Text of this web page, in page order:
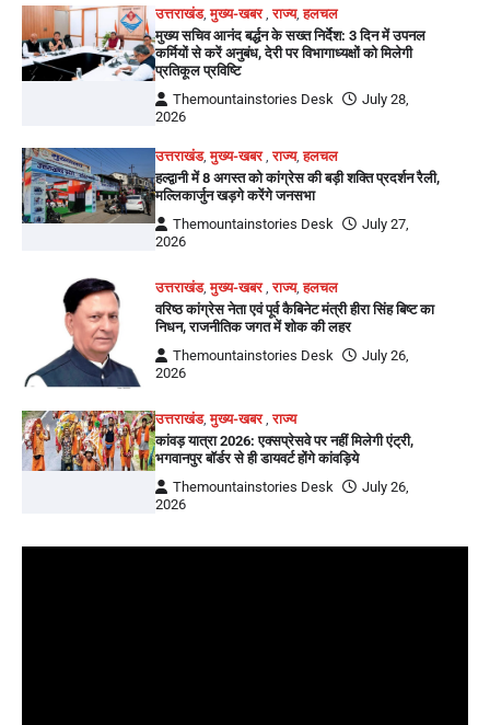
उत्तराखंड,मुख्य-खबर ,राज्य,हलचल
मुख्य सचिव आनंद बर्द्धन के सख्त निर्देश: 3 दिन में उपनल
कर्मियों से करें अनुबंध, देरी पर विभागाध्यक्षों को मिलेगी
प्रतिकूल प्रविष्टि
Themountainstories Desk
July 28,
2026
उत्तराखंड,मुख्य-खबर ,राज्य,हलचल
हल्द्वानी में 8 अगस्त को कांग्रेस की बड़ी शक्ति प्रदर्शन रैली,
मल्लिकार्जुन खड़गे करेंगे जनसभा
Themountainstories Desk
July 27,
2026
उत्तराखंड,मुख्य-खबर ,राज्य,हलचल
वरिष्ठ कांग्रेस नेता एवं पूर्व कैबिनेट मंत्री हीरा सिंह बिष्ट का
निधन, राजनीतिक जगत में शोक की लहर
Themountainstories Desk
July 26,
2026
उत्तराखंड,मुख्य-खबर ,राज्य
कांवड़ यात्रा 2026: एक्सप्रेसवे पर नहीं मिलेगी एंट्री,
भगवानपुर बॉर्डर से ही डायवर्ट होंगे कांवड़िये
Themountainstories Desk
July 26,
2026